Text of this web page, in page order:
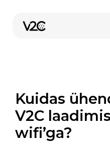
content
Kuidas
V2C
wifi’ga?